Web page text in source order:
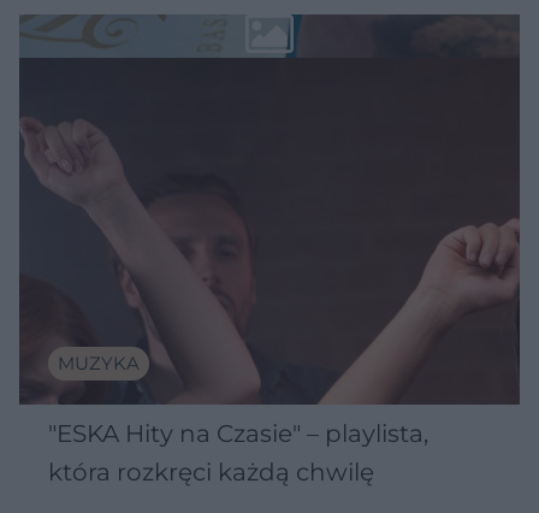
MUZYKA
"ESKA Hity na Czasie" – playlista,
która rozkręci każdą chwilę